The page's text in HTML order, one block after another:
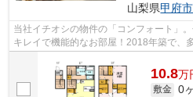
山梨県甲府市
当社イチオシの物件の「コンフォート」
キレイで機能的なお部屋！2018年築で、
す！耐久性のある軽量鉄骨構造の物件...
10.8万
敷金 0